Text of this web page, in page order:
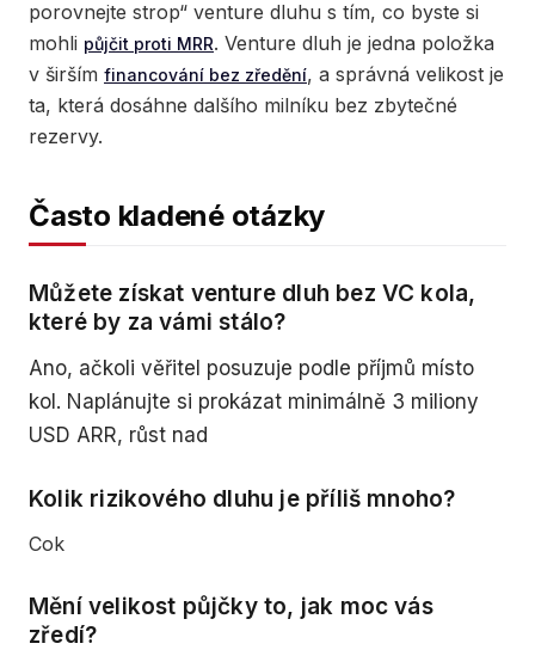
porovnejte strop“ venture dluhu s tím, co byste si
mohli půjčit proti MRR. Venture dluh je jedna položka
v širším financování bez zředění, a správná velikost je
ta, která dosáhne dalšího milníku bez zbytečné
rezervy.
Často kladené otázky
Můžete získat venture dluh bez VC kola,
které by za vámi stálo?
Ano, ačkoli věřitel posuzuje podle příjmů místo
kol. Naplánujte si prokázat minimálně 3 miliony
USD ARR, růst nad
Kolik rizikového dluhu je příliš mnoho?
Cok
Mění velikost půjčky to, jak moc vás
zředí?